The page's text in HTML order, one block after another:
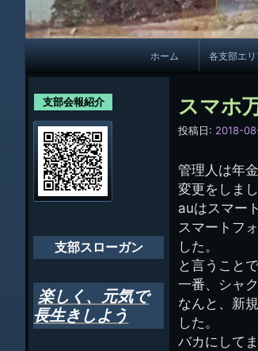
メ
イ
ン
ナ
ビ
ゲ
ー
ョ
ン
ホーム 各支部エリ
スマホ
投稿日: 2018-
管理人は年
変更をしまし
auはスマー
スマートフ
した。
と言うこと
一番、シャ
なんと、新
した。
バカにしてま
支部会報紹介
支部スローガン
楽しく、元気で
長生きしよう